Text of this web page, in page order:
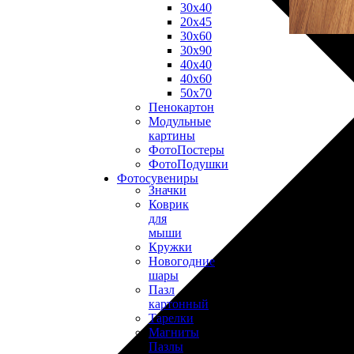
30х40
20х45
30х60
30х90
40х40
40х60
50х70
Пенокартон
Модульные
картины
ФотоПостеры
ФотоПодушки
Фотоcувениры
Значки
Коврик
для
мыши
Кружки
Новогодние
шары
Пазл
картонный
Тарелки
Магниты
Пазлы